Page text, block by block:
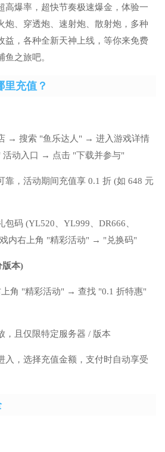
高爆率，超快节奏极速爆金，体验一
炮、穿透炮、速射炮、散射炮，多种
益，各种全新天神上线，等你来免费
之旅吧。
里充值？
→ 搜索 "鱼乐达人" → 进入游戏详情
动入口 → 点击 "下载并参与"
靠，活动期间充值享 0.1 折 (如 648 元
码 (YL520、YL999、DR666、
内右上角 "精彩活动" → "兑换码"
版本)
角 "精彩活动" → 查找 "0.1 折特惠"
，且仅限特定服务器 / 版本
入，选择充值金额，支付时自动享受